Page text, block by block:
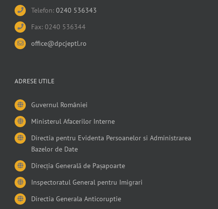
Telefon: 0240 536343
Fax: 0240 536344
office@dpcjeptl.ro
ADRESE UTILE
Guvernul României
Ministerul Afacerilor Interne
Directia pentru Evidenta Persoanelor si Administrarea
Bazelor de Date
Direcția Generală de Pașapoarte
Inspectoratul General pentru Imigrari
Directia Generala Anticoruptie